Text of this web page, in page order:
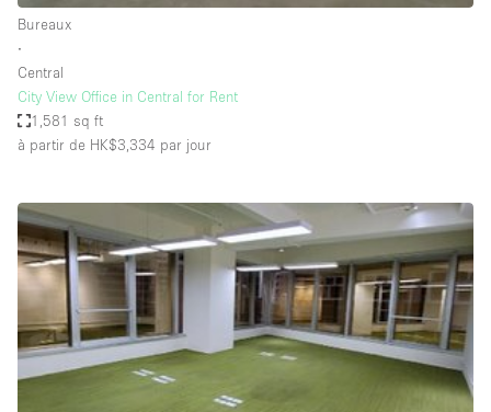
Bar
Comptoir
Cuisine
De plain-pied
Entrée Large
Espace Avec Vue
Espace Brut
Espace Epuré / Minimaliste
Bureaux
∙
Central
City View Office in Central for Rent
1,581 sq ft
à partir de HK$3,334 par jour